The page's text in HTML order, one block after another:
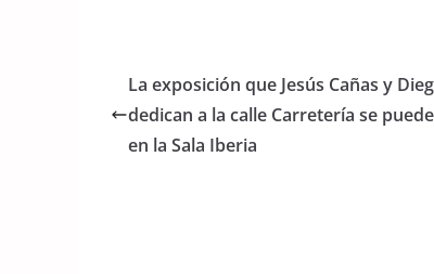
e
b
o
er s
A
La exposición que Jesús Cañas y
dedican a la calle Carretería se
en la Sala Iberia